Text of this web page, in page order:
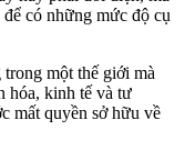
có những mức độ cụ
một thế giới mà
hóa, kinh tế và tư
mất quyền sở hữu về